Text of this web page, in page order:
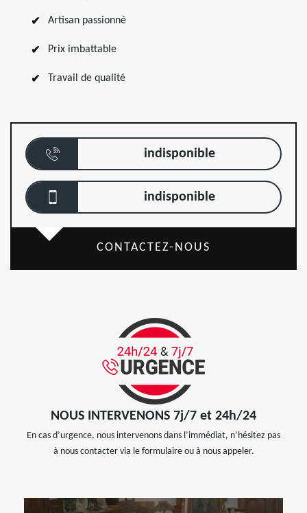
Artisan passionné
Prix imbattable
Travail de qualité
indisponible
indisponible
CONTACTEZ-NOUS
NOUS INTERVENONS 7j/7 et 24h/24
En cas d’urgence, nous intervenons dans l’immédiat, n’hésitez pas
à nous contacter via le formulaire ou à nous appeler.